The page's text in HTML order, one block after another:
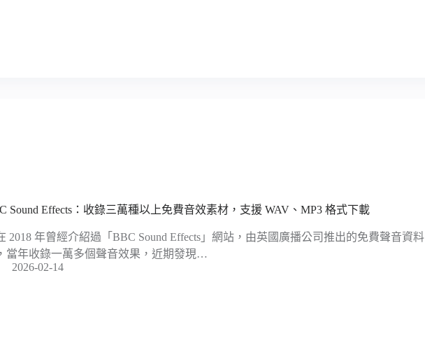
Sound Effects：收錄三萬種以上免費音效素材，支援 WAV、MP3 格式下載
2018 年曾經介紹過「BBC Sound Effects」網站，由英國廣播公司推出的免費聲音資料
當年收錄一萬多個聲音效果，近期發現…
2026-02-14